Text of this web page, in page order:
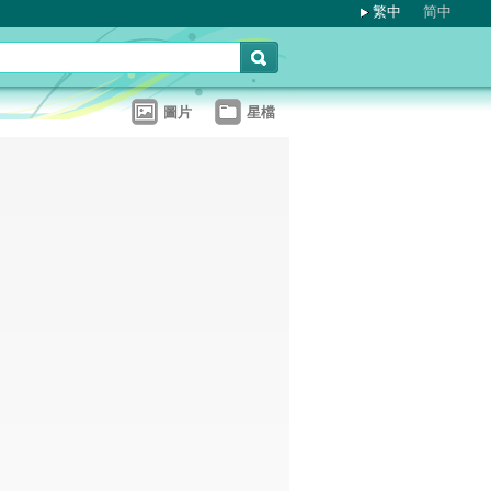
繁中 简中
圖片 星檔